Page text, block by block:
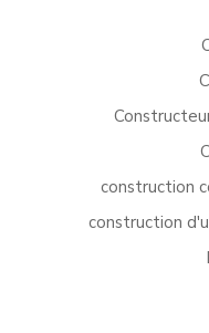
construction
construction